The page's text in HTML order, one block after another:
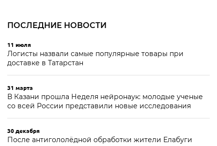
ПОСЛЕДНИЕ НОВОСТИ
11 июля
Логисты назвали самые популярные товары при
доставке в Татарстан
31 марта
В Казани прошла Неделя нейронаук: молодые ученые
со всей России представили новые исследования
30 декабря
После антигололёдной обработки жители Елабуги